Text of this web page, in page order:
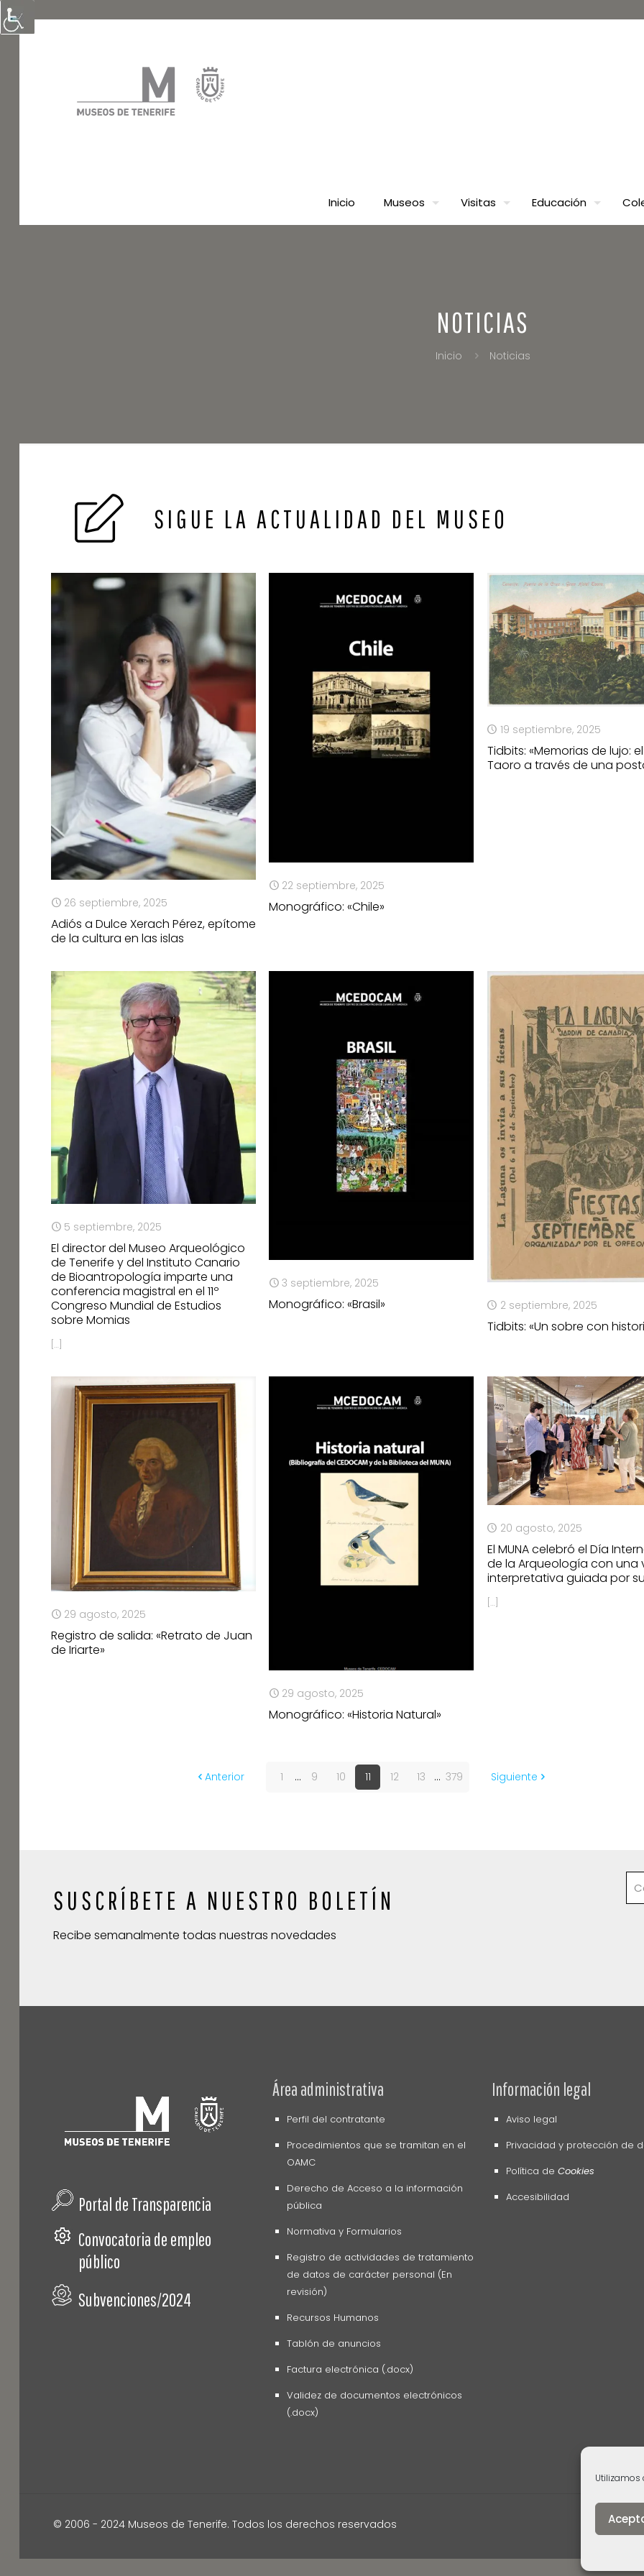
Utilizamos
Inicio Museos Visitas Educación
NOTICIAS
Inicio Noticias
SIGUE LA ACTUALIDAD DEL MUSEO
26 septiembre, 2025
Adiós a Dulce Xerach Pérez, epítome
de la cultura en las islas
22 septiembre, 2025
Monográfico: «Chile»
19 septiembre, 2025
Tidbits: «Memorias de lujo:
Taoro a través de una
5 septiembre, 2025
El director del Museo Arqueológico
de Tenerife y del Instituto Canario
de Bioantropología imparte una
conferencia magistral en el 11º
Congreso Mundial de Estudios
sobre Momias
[…]
3 septiembre, 2025
Monográfico: «Brasil» 2 septiembre, 2025
Tidbits: «Un sobre con
29 agosto, 2025
Registro de salida: «Retrato de Juan
de Iriarte»
29 agosto, 2025
Monográfico: «Historia Natural»
20 agosto, 2025
El MUNA celebró el Día
de la Arqueología con una
interpretativa guiada por
[…]
Anterior 1 ... 9 10 11 12 13 ... 379 Siguiente
SUSCRÍBETE A NUESTRO BOLETÍN
Recibe semanalmente todas nuestras novedades
Portal de Transparencia
Convocatoria de empleo
público
Subvenciones/2024
Área administrativa
Perfil del contratante
Procedimientos que se tramitan en el
OAMC
Derecho de Acceso a la información
pública
Normativa y Formularios
Registro de actividades de tratamiento
de datos de carácter personal (En
revisión)
Recursos Humanos
Tablón de anuncios
Factura electrónica (.docx)
Validez de documentos electrónicos
(.docx)
Información legal
Aviso legal
Privacidad y protección de
Política de Cookies
Accesibilidad
© 2006 - 2024 Museos de Tenerife. Todos los derechos reservados